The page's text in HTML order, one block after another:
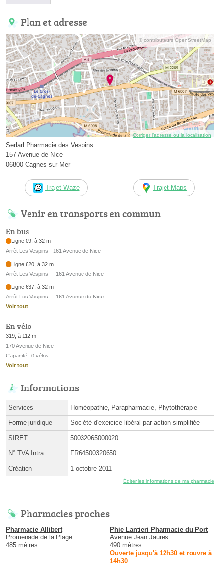
Plan et adresse
© contributeurs OpenStreetMap
Corriger l’adresse ou la localisation
Serlarl Pharmacie des Vespins
157 Avenue de Nice
06800 Cagnes-sur-Mer
Trajet Waze Trajet Maps
Venir en transports en commun
En bus
Ligne 09, à 32 m
Arrêt Les Vespins - 161 Avenue de Nice
Ligne 620, à 32 m
Arrêt Les Vespins - 161 Avenue de Nice
Ligne 637, à 32 m
Arrêt Les Vespins - 161 Avenue de Nice
Voir tout
En vélo
319, à 112 m
170 Avenue de Nice
Capacité : 0 vélos
Voir tout
Informations
Services Homéopathie, Parapharmacie, Phytothérapie
Forme juridique Société d'exercice libéral par action simplifiée
SIRET 50032065000020
N° TVA Intra. FR64500320650
Création 1 octobre 2011
Éditer les informations de ma pharmacie
Pharmacies proches
Pharmacie Allibert
Promenade de la Plage
485 mètres
Phie Lantieri Pharmacie du Port
Avenue Jean Jaurès
490 mètres
Ouverte jusqu'à 12h30 et rouvre à
14h30